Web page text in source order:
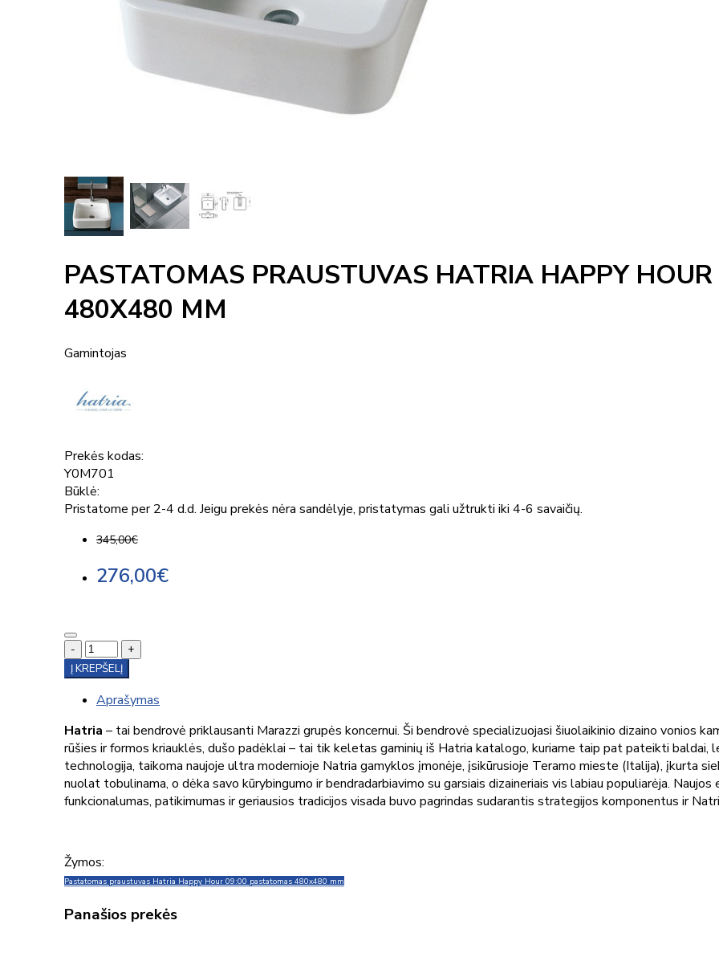
PASTATOMAS PRAUSTUVAS HATRIA HAPPY
480X480 MM
Gamintojas
Prekės kodas:
Y0M701
Būklė:
Pristatome per 2-4 d.d. Jeigu prekės nėra sandėlyje, pristatymas gali užtrukti iki 4-6 savaičių.
345,00€
276,00€
-
+
Į KREPŠELĮ
Aprašymas
Hatria – tai bendrovė priklausanti Marazzi grupės koncernui. Ši bendrovė specializuojasi šiuolaikinio dizaino vonios
rūšies ir formos kriauklės, dušo padėklai – tai tik keletas gaminių iš Hatria katalogo, kuriame taip pat pateikti baldai,
technologija, taikoma naujoje ultra modernioje Natria gamyklos įmonėje, įsikūrusioje Teramo mieste (Italija), įkurta
nuolat tobulinama, o dėka savo kūrybingumo ir bendradarbiavimo su garsiais dizaineriais vis labiau populiarėja.
funkcionalumas, patikimumas ir geriausios tradicijos visada buvo pagrindas sudarantis strategijos komponentus ir
Žymos:
Pastatomas praustuvas Hatria Happy Hour 09:00 pastatomas 480x480 mm
Panašios prekės